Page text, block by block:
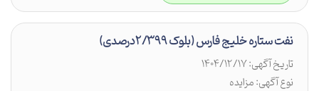
نفت ستاره خلیج فارس (بلوک 2/399درصدی)
تاریخ آگهی: 1404/12/17
نوع آگهی: مزایده